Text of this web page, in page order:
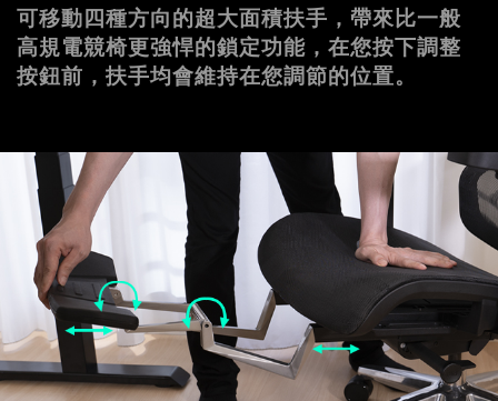
可移動四種方向的超大面積扶手，帶來比一般
高規電競椅更強悍的鎖定功能，在您按下調整
按鈕前，扶手均會維持在您調節的位置。